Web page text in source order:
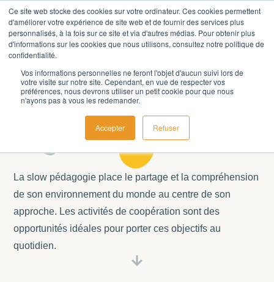
Ce site web stocke des cookies sur votre ordinateur. Ces cookies permettent
d'améliorer votre expérience de site web et de fournir des services plus
personnalisés, à la fois sur ce site et via d'autres médias. Pour obtenir plus
d'informations sur les cookies que nous utilisons, consultez notre politique de
confidentialité.
Vos informations personnelles ne feront l'objet d'aucun suivi lors de
votre visite sur notre site. Cependant, en vue de respecter vos
préférences, nous devrons utiliser un petit cookie pour que nous
n'ayons pas à vous les redemander.
Accepter Refuser
Lacoopérationentre l'adulte et
le jeune enfant
La slow pédagogie place le partage et la compréhension
de son environnement du monde au centre de son
approche. Les activités de coopération sont des
opportunités idéales pour porter ces objectifs au
quotidien.